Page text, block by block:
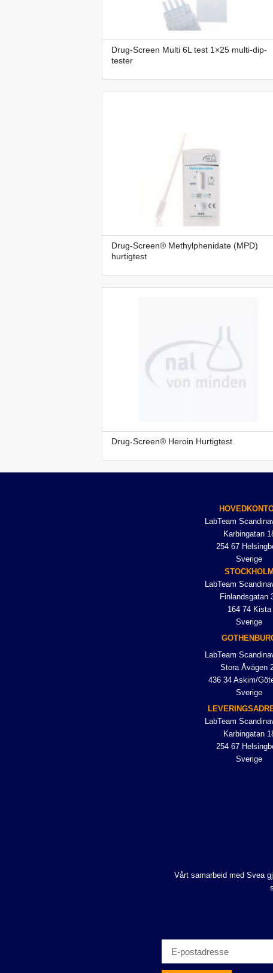
Drug-Screen Multi 6L test 1×25 multi-dip-
tester
Drug-Screen® Methylphenidate (MPD)
hurtigtest
Drug-Screen® Heroin Hurtigtest
LabTeam
Karbingatan
254 67
Sverige
STOCKHOLM
LabTeam
Finlandsgatan
164 74 Kista
Sverige
LabTeam
Stora Åvägen
436 34 Askim/
Sverige
LabTeam
Karbingatan
254 67
Sverige
Vårt samarbeid med Svea